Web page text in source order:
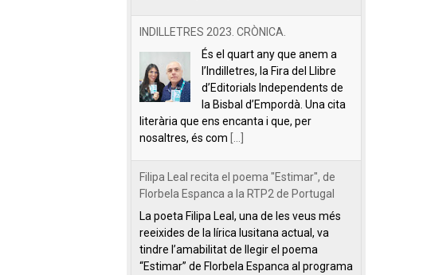
INDILLETRES 2023. CRÒNICA.
És el quart any que anem a
l’Indilletres, la Fira del Llibre
d’Editorials Independents de
la Bisbal d’Empordà. Una cita
literària que ens encanta i que, per
nosaltres, és com
Filipa Leal recita el poema "Estimar", de
Florbela Espanca a la RTP2 de Portugal
La poeta Filipa Leal, una de les veus més
reeixides de la lírica lusitana actual, va
tindre l’amabilitat de llegir el poema
“Estimar” de Florbela Espanca al programa